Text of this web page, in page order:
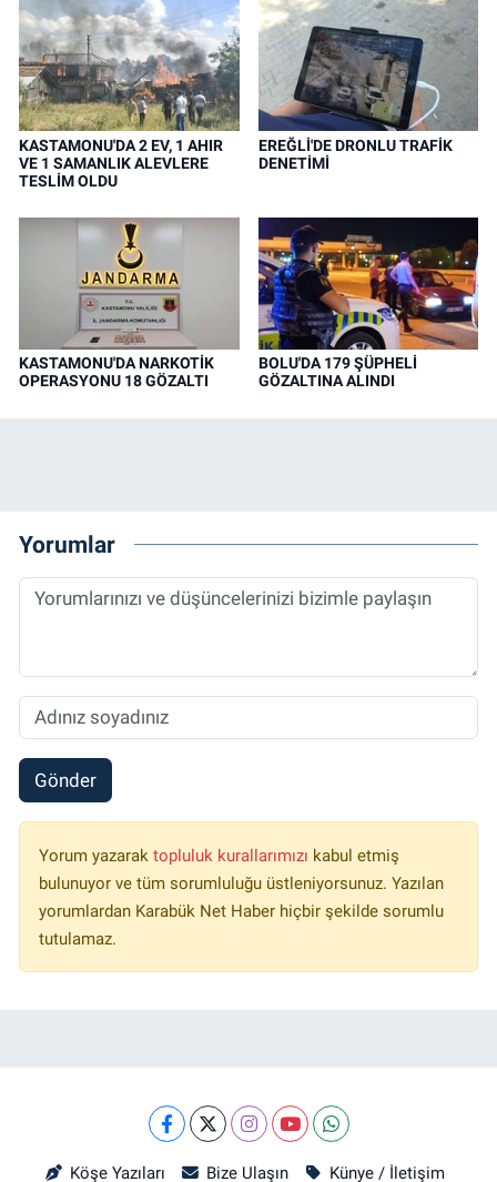
KASTAMONU'DA 2 EV, 1 AHIR
VE 1 SAMANLIK ALEVLERE
TESLİM OLDU
EREĞLİ'DE DRONLU TRAFİK
DENETİMİ
KASTAMONU'DA NARKOTİK
OPERASYONU 18 GÖZALTI
BOLU'DA 179 ŞÜPHELİ
GÖZALTINA ALINDI
Yorumlar
Gönder
Yorum yazarak topluluk kurallarımızı kabul etmiş
bulunuyor ve tüm sorumluluğu üstleniyorsunuz. Yazılan
yorumlardan Karabük Net Haber hiçbir şekilde sorumlu
tutulamaz.
Köşe Yazıları Bize Ulaşın
Künye / İletişim